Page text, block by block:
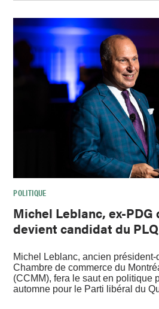
POLITIQUE
Michel Leblanc, ex-PDG
devient candidat du PLQ
Michel Leblanc, ancien
Chambre de commerce du
(CCMM), fera le saut en politique
automne pour le Parti libéral du